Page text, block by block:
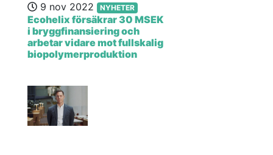
9 nov 2022 NYHETER
Ecohelix försäkrar 30 MSEK
i bryggfinansiering och
arbetar vidare mot fullskalig
biopolymerproduktion